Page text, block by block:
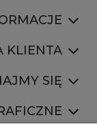
KLIENTA
SIĘ